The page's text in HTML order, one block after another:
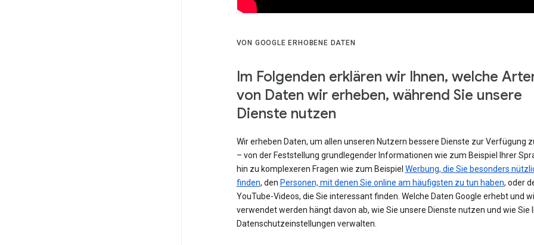
VON GOOGLE ERHOBENE DATEN
Im Folgenden erklären wir Ihnen, welche
von Daten wir erheben, während Sie unsere
Dienste nutzen
Wir erheben Daten, um allen unseren Nutzern bessere Dienste zur Verfügung
– von der Feststellung grundlegender Informationen wie zum Beispiel Ihrer
hin zu komplexeren Fragen wie zum Beispiel Werbung, die Sie besonders
finden, den Personen, mit denen Sie online am häufigsten zu tun haben, oder
YouTube-Videos, die Sie interessant finden. Welche Daten Google erhebt und
verwendet werden hängt davon ab, wie Sie unsere Dienste nutzen und wie Sie
Datenschutzeinstellungen verwalten.